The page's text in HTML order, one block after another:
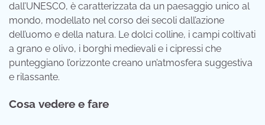
dall’UNESCO, è caratterizzata da un paesaggio unico al
mondo, modellato nel corso dei secoli dall’azione
dell’uomo e della natura. Le dolci colline, i campi coltivati
a grano e olivo, i borghi medievali e i cipressi che
punteggiano l’orizzonte creano un’atmosfera suggestiva
e rilassante.
Cosa vedere e fare